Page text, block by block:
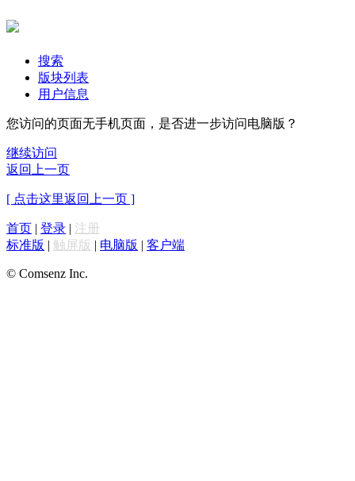
搜索
版块列表
用户信息
您访问的页面无手机页面，是否进一步访问电脑版？
继续访问
返回上一页
[ 点击这里返回上一页 ]
首页 | 登录 | 注册
标准版 | 触屏版 | 电脑版 | 客户端
© Comsenz Inc.